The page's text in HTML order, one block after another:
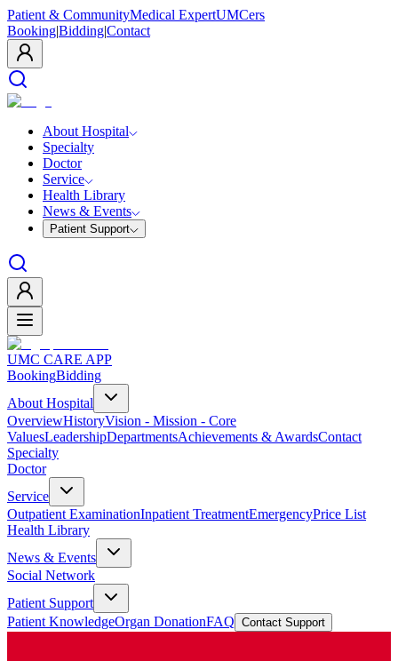
Patient & CommunityMedical ExpertUMCers
Booking|Bidding|Contact
About Hospital
Specialty
Doctor
Service
Health Library
News & Events
Patient Support
UMC CARE APP
BookingBidding
About Hospital
OverviewHistoryVision - Mission - Core
ValuesLeadershipDepartmentsAchievements & AwardsContact
Specialty
Doctor
Service
Outpatient ExaminationInpatient TreatmentEmergencyPrice List
Health Library
News & Events
Social Network
Patient Support
Patient KnowledgeOrgan DonationFAQ Contact Support